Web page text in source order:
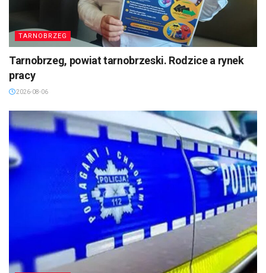
TARNOBRZEG
Tarnobrzeg, powiat tarnobrzeski. Rodzice a rynek
pracy
2026-08-06